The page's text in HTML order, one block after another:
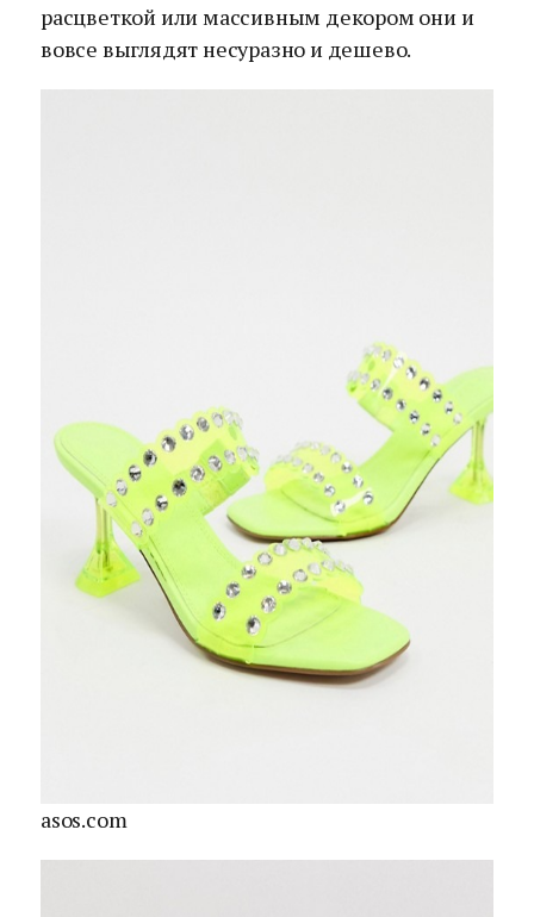
расцветкой или массивным декором они и
вовсе выглядят несуразно и дешево.
asos.com